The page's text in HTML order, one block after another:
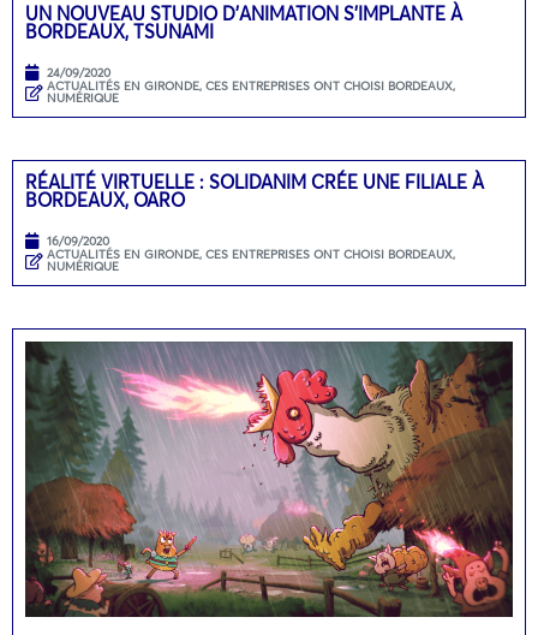
UN NOUVEAU STUDIO D’ANIMATION S’IMPLANTE À
BORDEAUX, TSUNAMI
24/09/2020
ACTUALITÉS EN GIRONDE, CES ENTREPRISES ONT CHOISI BORDEAUX,
NUMÉRIQUE
RÉALITÉ VIRTUELLE : SOLIDANIM CRÉE UNE FILIALE À
BORDEAUX, OARO
16/09/2020
ACTUALITÉS EN GIRONDE, CES ENTREPRISES ONT CHOISI BORDEAUX,
NUMÉRIQUE